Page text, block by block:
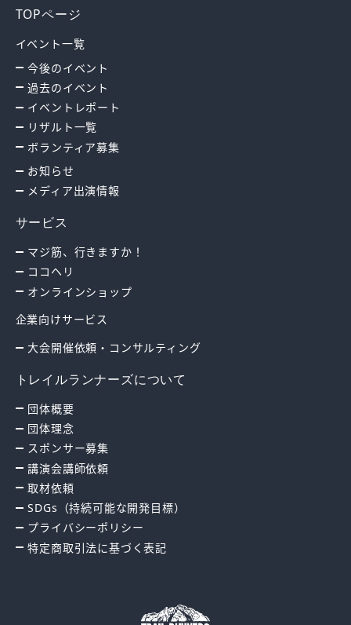
TOPページ
イベント一覧
今後のイベント
過去のイベント
イベントレポート
リザルト一覧
ボランティア募集
お知らせ
メディア出演情報
サービス
マジ筋、行きますか！
ココヘリ
オンラインショップ
企業向けサービス
大会開催依頼・コンサルティング
トレイルランナーズについて
団体概要
団体理念
スポンサー募集
講演会講師依頼
取材依頼
SDGs（持続可能な開発目標）
プライバシーポリシー
特定商取引法に基づく表記